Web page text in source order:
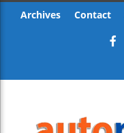
Archives Contact